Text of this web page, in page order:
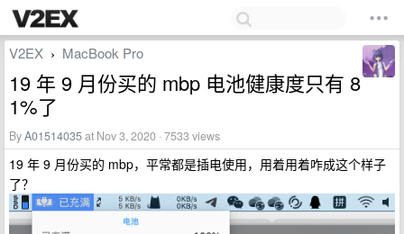
V2EX › MacBook Pro
19 年 9 月份买的 mbp 电池健康度只有 8
1%了
ByA01514035at Nov 3, 2020 · 7533 views
19 年 9 月份买的 mbp，平常都是插电使用，用着用着咋成这个样子
了？